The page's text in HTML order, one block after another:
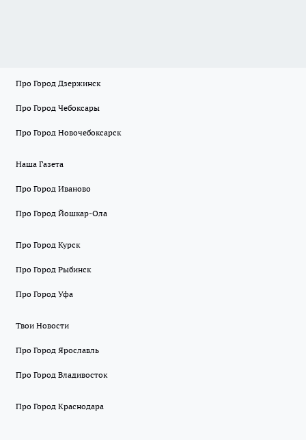
Про Город Дзержинск
Про Город Чебоксары
Про Город Новочебоксарск
Наша Газета
Про Город Иваново
Про Город Йошкар-Ола
Про Город Курск
Про Город Рыбинск
Про Город Уфа
Твои Новости
Про Город Ярославль
Про Город Владивосток
Про Город Краснодара